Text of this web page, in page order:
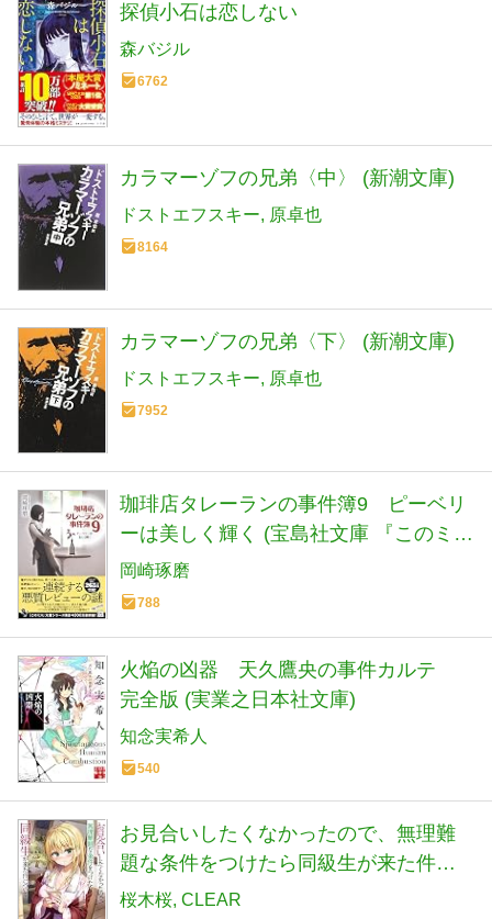
探偵小石は恋しない
森バジル
6762
カラマーゾフの兄弟〈中〉 (新潮文庫)
ドストエフスキー 原卓也
8164
カラマーゾフの兄弟〈下〉 (新潮文庫)
ドストエフスキー 原卓也
7952
珈琲店タレーランの事件簿9 ピーベリ
ーは美しく輝く (宝島社文庫 『このミ
ス』大賞シリーズ)
岡崎琢磨
788
火焔の凶器 天久鷹央の事件カルテ
完全版 (実業之日本社文庫)
知念実希人
540
お見合いしたくなかったので、無理難
題な条件をつけたら同級生が来た件に
ついて４ (角川スニーカー文庫)
桜木桜 CLEAR